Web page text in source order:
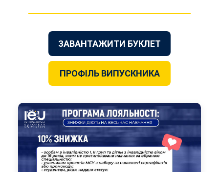
ЗАВАНТАЖИТИ БУКЛЕТ
ПРОФІЛЬ ВИПУСКНИКА